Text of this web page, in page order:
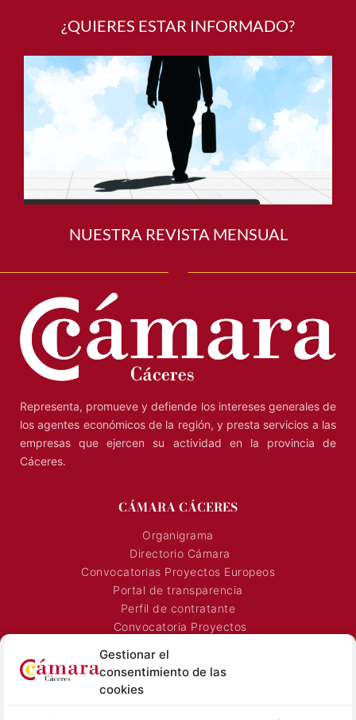
Gestionar el
consentimiento de las
cookies
¿QUIERES ESTAR INFORMADO?
NUESTRA REVISTA MENSUAL
Representa, promueve y defiende los intereses generales de
los agentes económicos de la región, y presta servicios a las
empresas que ejercen su actividad en la provincia de
Cáceres.
CÁMARA CÁCERES
Organigrama
Directorio Cámara
Convocatorias Proyectos Europeos
Portal de transparencia
Perfil de contratante
Convocatoria Proyectos
Señalización Comercial
Contacto